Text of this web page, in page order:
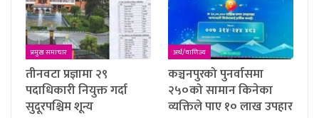
प्रमुख समाचार
तीनवटा प्रज्ञामा २९
पदाधिकारी नियुक्त गर्दा
सुदूरपश्चिम शून्य
अर्थ/वाणिज्य
कञ्चनपुरको पुनर्वासमा
२५०को सामान किनेका
व्यक्तिले पाए १० लाख उपहार